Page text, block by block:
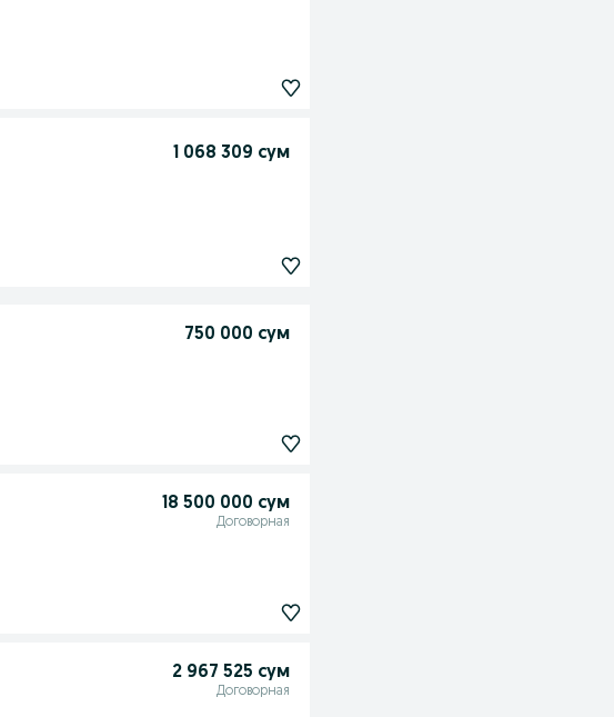
1 068 309 сум
750 000 сум
18 500 000 сум
Договорная
2 967 525 сум
Договорная